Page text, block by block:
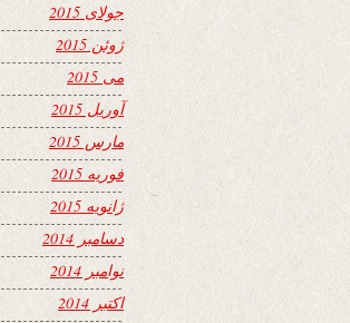
جولای 2015
ژوئن 2015
می 2015
آوریل 2015
مارس 2015
فوریه 2015
ژانویه 2015
دسامبر 2014
نوامبر 2014
اکتبر 2014